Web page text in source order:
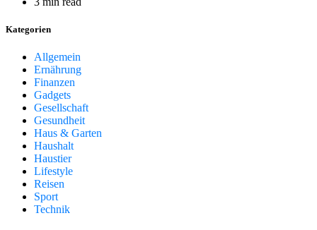
Kategorien
Allgemein
Ernährung
Finanzen
Gadgets
Gesellschaft
Gesundheit
Haus & Garten
Haushalt
Haustier
Lifestyle
Reisen
Sport
Technik